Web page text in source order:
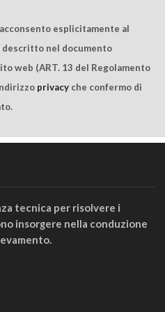
esplicitamente al
nel documento
web (ART. 13 del Regolamento
privacy che confermo di
tecnica per risolvere i
insorgere nella conduzione